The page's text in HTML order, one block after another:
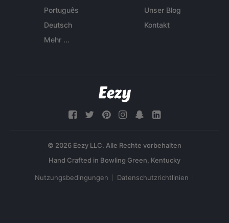
Português
Deutsch
Mehr ...
Unser Blog
Kontakt
© 2026 Eezy LLC. Alle Rechte vorbehalten
Nutzungsbedingungen Datenschutzrichtlinien